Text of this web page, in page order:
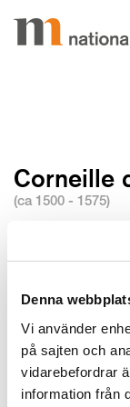
Denna
Vi använder
på sajten och
vidarebefordrar
information från
Corneille
(ca 1500 - 1575)
auktoriserad
alternativt
Datum
Levnadsår: ca
Död: död ca 1575